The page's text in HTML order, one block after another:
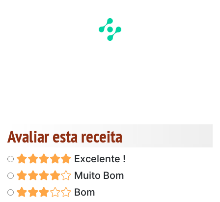
Avaliar esta receita
Excelente !
Muito Bom
Bom